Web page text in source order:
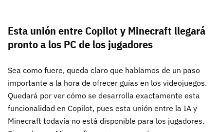
Esta unión entre Copilot y Minecraft llegará
pronto a los PC de los jugadores
Sea como fuere, queda claro que hablamos de un paso
importante a la hora de ofrecer guías en los videojuegos.
Quedará por ver cómo se desarrolla exactamente esta
funcionalidad en Copilot, pues esta unión entre la IA y
Minecraft todavía no está disponible para los jugadores.